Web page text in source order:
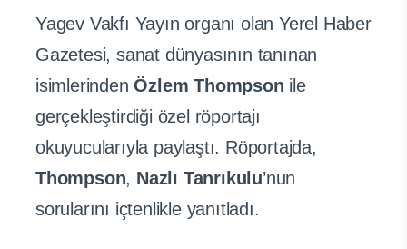
Yagev Vakfı Yayın organı olan Yerel Haber
Gazetesi, sanat dünyasının tanınan
isimlerinden Özlem Thompson ile
gerçekleştirdiği özel röportajı
okuyucularıyla paylaştı. Röportajda,
Thompson, Nazlı Tanrıkulu’nun
sorularını içtenlikle yanıtladı.